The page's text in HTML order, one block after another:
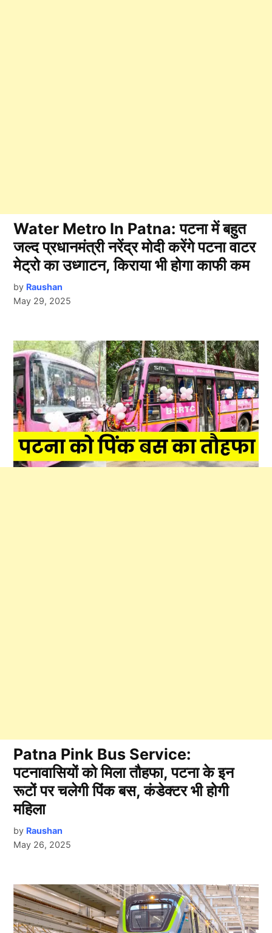
Water Metro In Patna: पटना में बहुत
जल्द प्रधानमंत्री नरेंद्र मोदी करेंगे पटना वाटर
मेट्रो का उध्गाटन, किराया भी होगा काफी कम
by Raushan
May 29, 2025
Patna Pink Bus Service:
पटनावासियों को मिला तौहफा, पटना के इन
रूटों पर चलेगी पिंक बस, कंडेक्टर भी होगी
महिला
by Raushan
May 26, 2025